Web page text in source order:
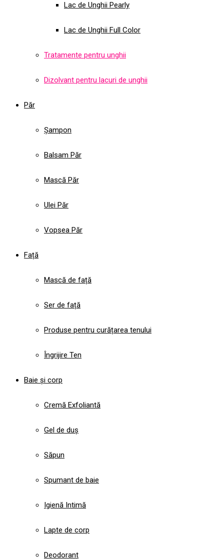
Lac de Unghii Pearly
Lac de Unghii Full Color
Tratamente pentru unghii
Dizolvant pentru lacuri de unghii
Păr
Șampon
Balsam Păr
Mască Păr
Ulei Păr
Vopsea Păr
Față
Mască de față
Ser de față
Produse pentru curățarea tenului
Îngrijire Ten
Baie și corp
Cremă Exfoliantă
Gel de duș
Săpun
Spumant de baie
Igienă Intimă
Lapte de corp
Deodorant